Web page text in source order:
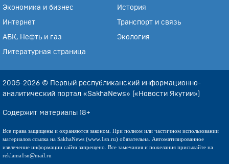
Экономика и бизнес История
Интернет Транспорт и связь
АБК, Нефть и газ Экология
Литературная страница
2005-2026 © Первый республиканский информационно-
аналитический портал «SakhaNews» («Новости Якутии»)
Содержит материалы 18+
Все права защищены и охраняются законом. При полном или частичном использовании
материалов ссылка на SakhaNews (www.1sn.ru) обязательна. Автоматизированное
извлечение информации сайта запрещено. Все замечания и пожелания присылайте на
reklama1sn@mail.ru